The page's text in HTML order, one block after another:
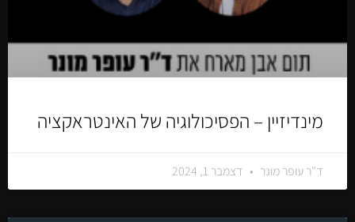
מינדיזיין – הפסיכולוגיה של האינטראקציה
ד"ר עופר מונר דצמבר 1, 2024